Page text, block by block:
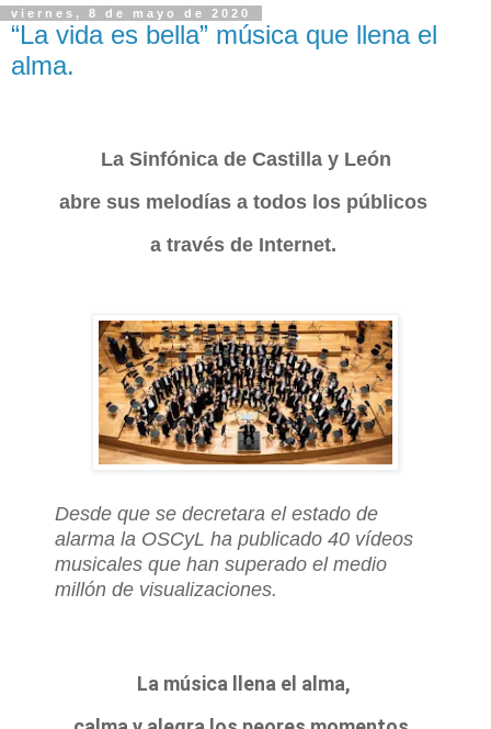
viernes, 8 de mayo de 2020
“La vida es bella” música que llena el
alma.
La Sinfónica de Castilla y León
abre sus melodías a todos los públicos
a través de Internet.
Desde que se decretara el estado de
alarma la OSCyL ha publicado 40 vídeos
musicales que han superado el medio
millón de visualizaciones.
La música llena el alma,